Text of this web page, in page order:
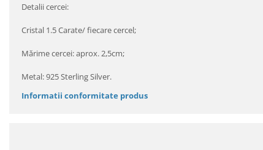
Detalii cercei:
Cristal 1.5 Carate/ fiecare cercel;
Mărime cercei: aprox. 2,5cm;
Metal: 925 Sterling Silver.
Informatii conformitate produs